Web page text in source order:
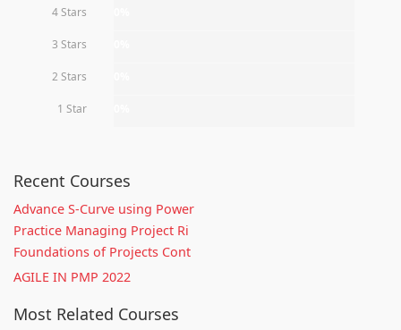
4 Stars
3 Stars
2 Stars
1 Star
Recent Courses
Advance S-Curve using Power
Practice Managing Project Ri
Foundations of Projects Cont
AGILE IN PMP 2022
Most Related Courses